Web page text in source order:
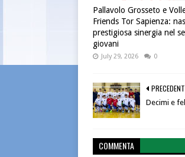
Pallavolo Grosseto e
Friends Tor Sapienza:
prestigiosa sinergia nel
giovani
July 29, 2026 0
Decimi e
COMMENTA